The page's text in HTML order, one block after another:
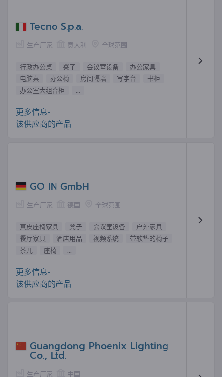
Tecno S.p.a.
生产厂家 意大利 全球范围
行政办公桌 凳子 会议室设备
办公家具
电脑桌
办公椅 房间隔墙 写字台
书柜
办公室大组合柜
...
更多信息-
该供应商的产品
GO IN GmbH
生产厂家 德国 全球范围
真皮座椅家具 凳子 会议室设备
户外家具
餐厅家具
酒店用品 视频系统
带软垫的椅子
茶几
座椅 ...
更多信息-
该供应商的产品
Guangdong Phoenix Lighting
Co., Ltd.
生产厂家
中国